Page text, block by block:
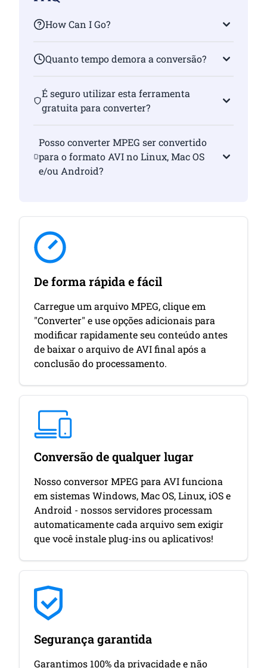
How Can I Go?
Quanto tempo demora a conversão?
É seguro utilizar esta ferramenta
gratuita para converter?
Posso converter MPEG ser convertido
para o formato AVI no Linux, Mac OS
e/ou Android?
De forma rápida e fácil
Carregue um arquivo MPEG, clique em
"Converter" e use opções adicionais para
modificar rapidamente seu conteúdo antes
de baixar o arquivo de AVI final após a
conclusão do processamento.
Conversão de qualquer lugar
Nosso conversor MPEG para AVI funciona
em sistemas Windows, Mac OS, Linux, iOS e
Android - nossos servidores processam
automaticamente cada arquivo sem exigir
que você instale plug-ins ou aplicativos!
Segurança garantida
Garantimos 100% da privacidade e não